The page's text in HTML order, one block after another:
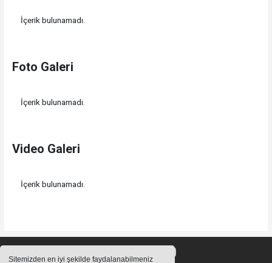
Sitemizden en iyi şekilde faydalanabilmeniz
İçerik bulunamadı.
Foto Galeri
İçerik bulunamadı.
Video Galeri
İçerik bulunamadı.